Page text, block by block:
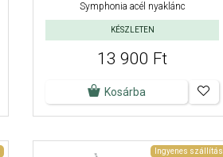
Symphonia acél nyaklánc
KÉSZLETEN
13 900 Ft
Kosárba
Ingyenes szállítás